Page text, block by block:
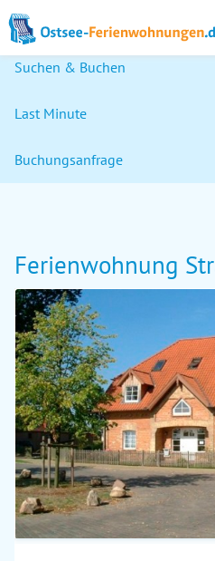
Suchen & Buchen
Last Minute
Buchungsanfrage
Ferienwohnung